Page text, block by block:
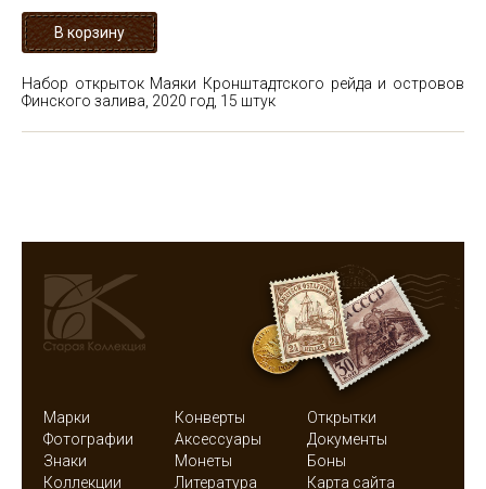
Набор открыток Маяки Кронштадтского рейда и островов
Финского залива, 2020 год, 15 штук
Марки Конверты
Открытки
Фотографии
Аксессуары
Документы
Знаки
Монеты
Боны
Коллекции
Литература Карта сайта